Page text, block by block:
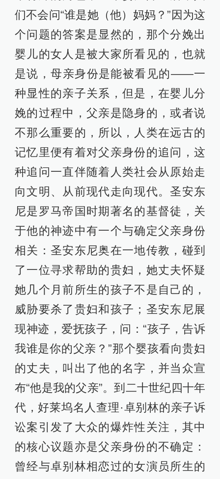
们不会问“谁是她（他）妈妈？”因为这
个问题的答案是显然的，那个分娩出
婴儿的女人是被大家所看见的，也就
是说，母亲身份是能被看见的——一
种显性的亲子关系，但是，在婴儿分
娩的过程中，父亲是隐身的，或者说
不那么重要的，所以，人类在远古的
记忆里便有着对父亲身份的追问，这
种追问一直伴随着人类社会从原始走
向文明、从前现代走向现代。圣安东
尼是罗马帝国时期著名的基督徒，关
于他的神迹中有一个与确定父亲身份
相关：圣安东尼奥在一地传教，碰到
了一位寻求帮助的贵妇，她丈夫怀疑
她几个月前所生的孩子不是自己的，
威胁要杀了贵妇和孩子；圣安东尼展
现神迹，爱抚孩子，问：“孩子，告诉
我谁是你的父亲？”那个婴孩看向贵妇
的丈夫，叫出了他的名字，并当众宣
布“他是我的父亲”。到二十世纪四十年
代，好莱坞名人查理·卓别林的亲子诉
讼案引发了大众的爆炸性关注，其中
的核心议题亦是父亲身份的不确定：
曾经与卓别林相恋过的女演员所生的